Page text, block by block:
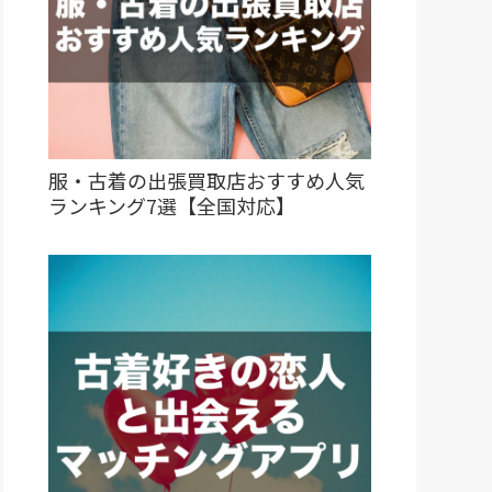
服・古着の出張買取店おすすめ人気
ランキング7選【全国対応】